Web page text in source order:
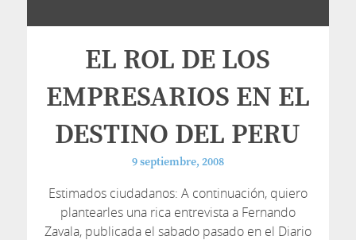
EL ROL DE LOS
EMPRESARIOS EN EL
DESTINO DEL PERU
9 septiembre, 2008
Estimados ciudadanos: A continuación, quiero
plantearles una rica entrevista a Fernando
Zavala, publicada el sabado pasado en el Diario